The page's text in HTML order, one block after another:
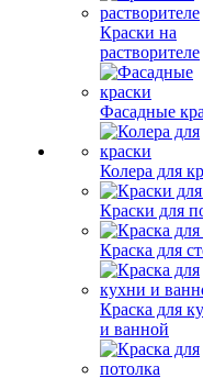
Краски на
растворителе
Фасадные
Колера для
Краски для
Краска для
Краска для
и ванной